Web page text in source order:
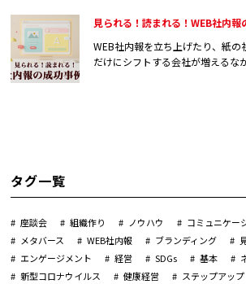
見られる！読まれる！WEB社内報
WEB社内報を立ち上げたり、紙の
だけにシフトする会社が増えるな
タグ一覧
座談会 組織作り ノウハウ コミュニケー
メタバース
WEB社内報 ブランディング
エンゲージメント
経営 SDGs 基本
新型コロナウイルス
健康経営 ステップアップ